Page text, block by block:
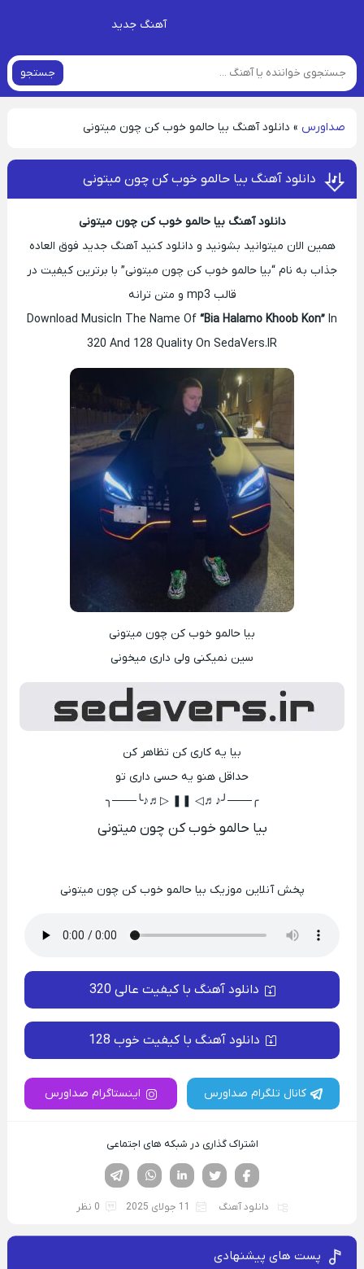
آهنگ جدید
جستجو
صداورس » دانلود آهنگ بیا حالمو خوب کن چون میتونی
دانلود آهنگ بیا حالمو خوب کن چون میتونی
دانلود آهنگ بیا حالمو خوب کن چون میتونی
همین الان میتوانید بشونید و دانلود کنید آهنگ جدید فوق العاده
جذاب به نام “بیا حالمو خوب کن چون میتونی” با برترین کیفیت در
قالب mp3 و متن ترانه
Download Music In The Name Of “Bia Halamo Khoob Kon” In
320 And 128 Quality On SedaVers.IR
بیا حالمو خوب کن چون میتونی
سین نمیکنی ولی داری میخونی
بیا یه کاری کن تظاهر کن
حداقل هنو یه حسی داری تو
╭───╯♪♬◁ ❚❚ ▷♬♪╰───╮
بیا حالمو خوب کن چون میتونی
پخش آنلاین موزیک بیا حالمو خوب کن چون میتونی
دانلود آهنگ با کیفیت عالی 320
دانلود آهنگ با کیفیت خوب 128
کانال تلگرام صداورس اینستاگرام صداورس
اشتراک گذاری در شبکه های اجتماعی
لینکدین تویتر
فیسوک
دانلود آهنگ 11 جولای 2025 0 نظر
پست های پیشنهادی